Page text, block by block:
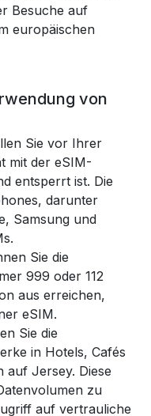
Besuche auf
europäischen
von
Sie vor Ihrer
mit der eSIM-
entsperrt ist. Die
darunter
Samsung und
Sie die
999 oder 112
aus erreichen,
eSIM.
Sie die
in Hotels, Cafés
auf Jersey. Diese
zu
auf vertrauliche